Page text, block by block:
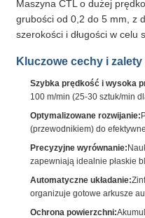
Maszyna CTL o dużej
grubości od 0,2 do 5 mm, z
szerokości i długości w celu
Kluczowe cechy i zalety
Szybka prędkość i wysoka
100 m/min (25-30 sztuk/min
Optymalizowane rozwijanie:
(przewodnikiem) do
Precyzyjne wyrównanie:
zapewniają idealnie płaskie
Automatyczne układanie:
organizuje gotowe arkusze
Ochrona powierzchni: